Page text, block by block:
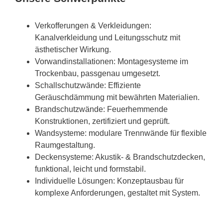
Verkofferungen & Verkleidungen:
Kanalverkleidung und Leitungsschutz mit
ästhetischer Wirkung.
Vorwandinstallationen: Montagesysteme im
Trockenbau, passgenau umgesetzt.
Schallschutzwände: Effiziente
Geräuschdämmung mit bewährten Materialien.
Brandschutzwände: Feuerhemmende
Konstruktionen, zertifiziert und geprüft.
Wandsysteme: modulare Trennwände für flexible
Raumgestaltung.
Deckensysteme: Akustik- & Brandschutzdecken,
funktional, leicht und formstabil.
Individuelle Lösungen: Konzeptausbau für
komplexe Anforderungen, gestaltet mit System.